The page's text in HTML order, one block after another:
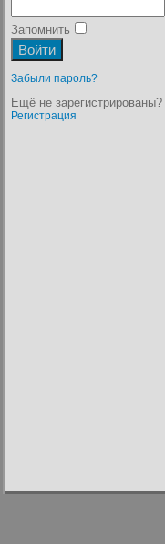
Запомнить
Забыли пароль?
Ещё не зарегистрированы?
Регистрация